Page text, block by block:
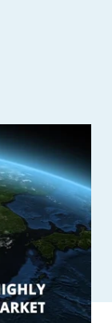
E ASIA
potenziale:
più di 25
ferroviario e